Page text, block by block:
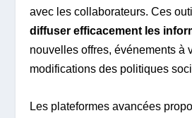
avec les collaborateurs. Ces
diffuser efficacement les
nouvelles offres, événements à
modifications des politiques
Les plateformes avancées